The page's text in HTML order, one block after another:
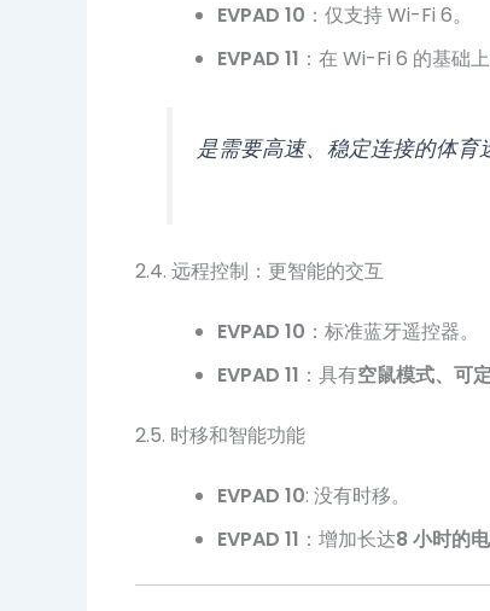
EVPAD 10 ：仅支持 Wi-Fi 6。
EVPAD 11 ：在 Wi-Fi 6 的基础
是需要高速、稳定连接的体育
2.4. 远程控制：更智能的交互
EVPAD 10 ：标准蓝牙遥控器。
EVPAD 11 ：具有空鼠模式、可
2.5. 时移和智能功能
EVPAD 10: 没有时移。
EVPAD 11 ：增加长达8 小时的